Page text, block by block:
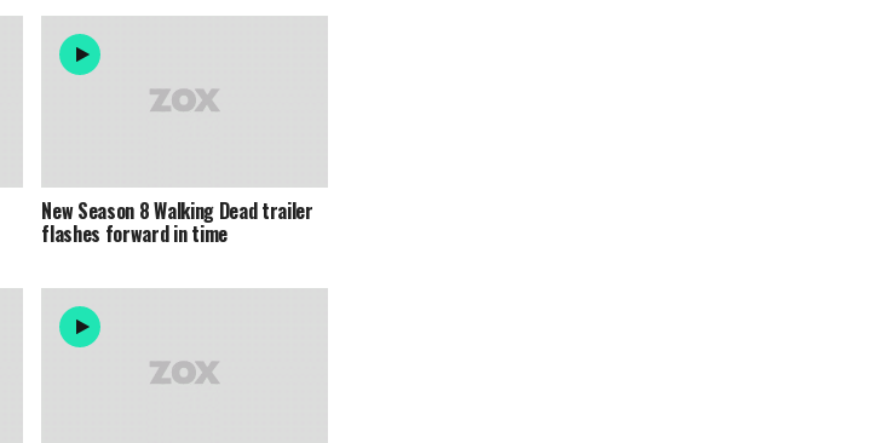
New Season 8 Walking Dead trailer
flashes forward in time